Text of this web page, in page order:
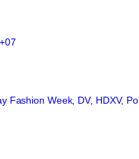
Fashion Week, DV, HDXV,